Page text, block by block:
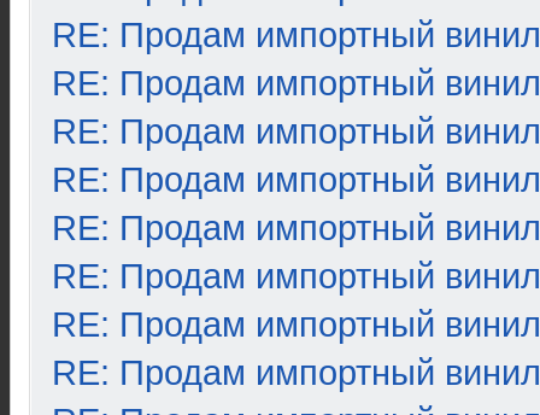
RE: Продам импортный винил
RE: Продам импортный винил
RE: Продам импортный винил
RE: Продам импортный винил
RE: Продам импортный винил
RE: Продам импортный винил
RE: Продам импортный винил
RE: Продам импортный винил